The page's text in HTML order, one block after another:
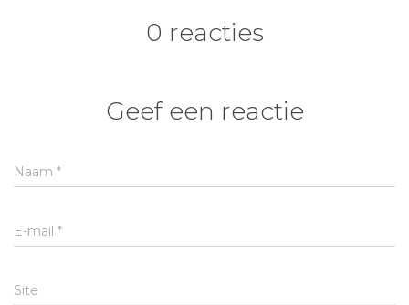
0 reacties
Geef een reactie
Naam *
E-mail *
Site